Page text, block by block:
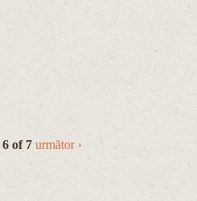
6 of 7 următor ›